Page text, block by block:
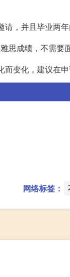
，并且毕业两年
思成绩，不需要
变化，建议在
网络标签：